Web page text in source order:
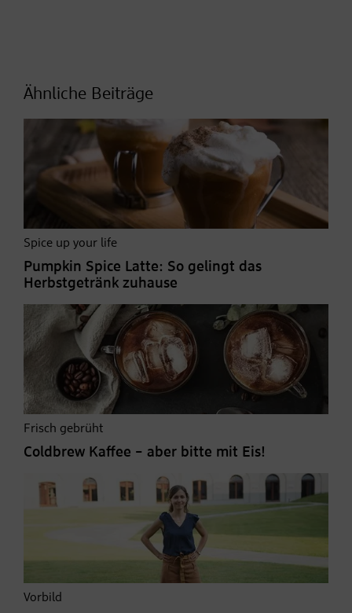
Ähnliche Beiträge
Spice up your life
Pumpkin Spice Latte: So gelingt das
Herbstgetränk zuhause
Frisch gebrüht
Coldbrew Kaffee – aber bitte mit Eis!
Vorbild